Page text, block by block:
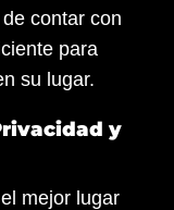
contar con
para
su lugar.
y
mejor lugar